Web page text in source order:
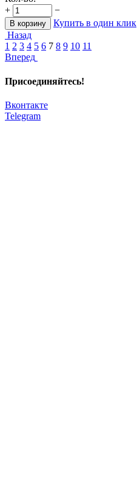
+
−
В корзину
Купить в один клик
Назад
1 2 3 4 5 6 7 8 9 10 11
Вперед
Присоединяйтесь!
Вконтакте
Telegram